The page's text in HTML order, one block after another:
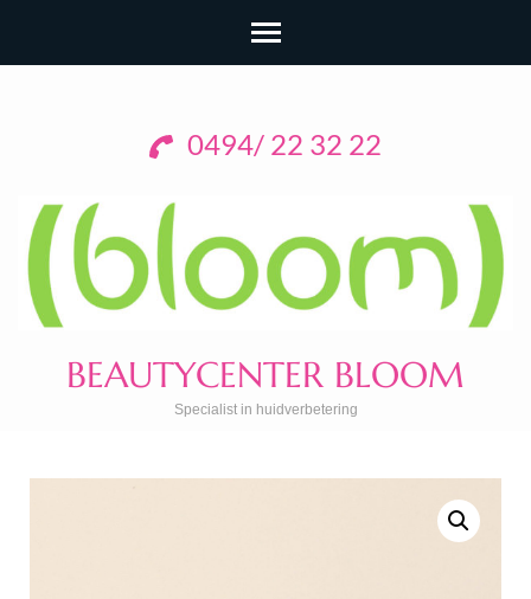
0494/ 22 32 22
BEAUTYCENTER BLOOM
Specialist in huidverbetering